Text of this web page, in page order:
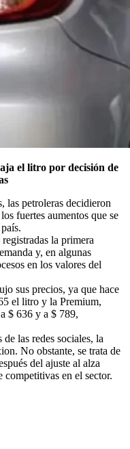
el litro por decisión de
las petroleras decidieron
fuertes aumentos que se
la primera
y, en algunas
en los valores del
sus precios, ya que hace
el litro y la Premium,
$ 636 y a $ 789,
las redes sociales, la
No obstante, se trata de
del ajuste al alza
competitivas en el sector.